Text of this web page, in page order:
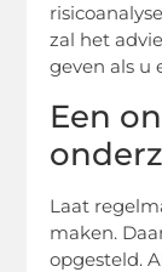
zal het
geven als u
Een
Laat
maken.
opgesteld.